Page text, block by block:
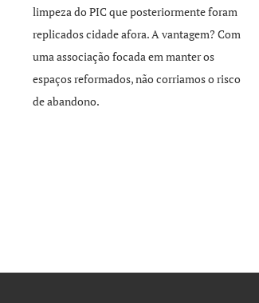
limpeza do PIC que posteriormente foram
replicados cidade afora. A vantagem? Com
uma associação focada em manter os
espaços reformados, não corriamos o risco
de abandono.